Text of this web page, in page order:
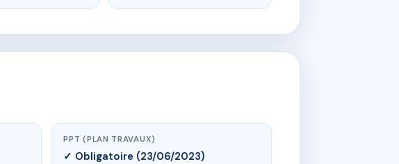
PPT (PLAN TRAVAUX)
✓ Obligatoire (23/06/2023)